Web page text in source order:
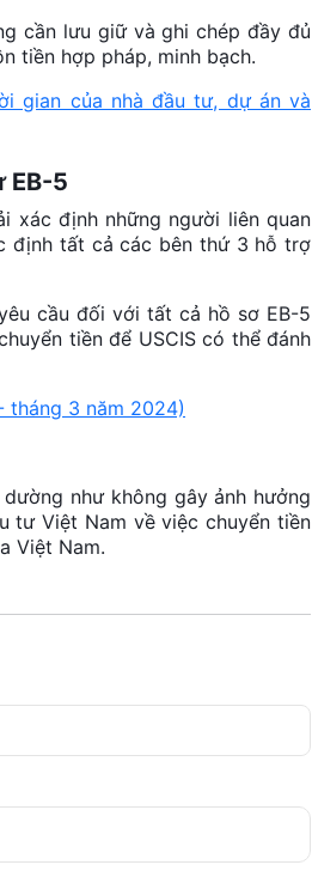
cần lưu giữ và ghi chép đầy đủ
tiền hợp pháp, minh bạch.
gian của nhà đầu tư, dự án và
EB-5
xác định những người liên quan
định tất cả các bên thứ 3 hỗ trợ
cầu đối với tất cả hồ sơ EB-5
tiền để USCIS có thể đánh
tháng 3 năm 2024)
như không gây ảnh hưởng
tư Việt Nam về việc chuyển tiền
Việt Nam.